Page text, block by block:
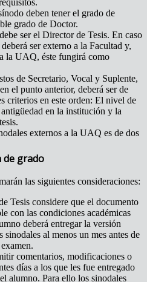
deben tener el grado de
grado de Doctor.
ser el Director de Tesis. En caso
ser externo a la Facultad y,
la UAQ, éste fungirá como
de Secretario, Vocal y Suplente,
el punto anterior, deberá ser de
criterios en este orden: El nivel de
en la institución y la
externos a la UAQ es de dos
de grado
las siguientes consideraciones:
Tesis considere que el documento
con las condiciones académicas
deberá entregar la versión
sinodales al menos un mes antes de
comentarios, modificaciones o
días a los que les fue entregado
alumno. Para ello los sinodales